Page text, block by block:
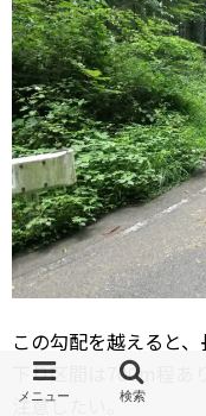
この勾配を越えると、
下り区間は700m程あ
注意したい。